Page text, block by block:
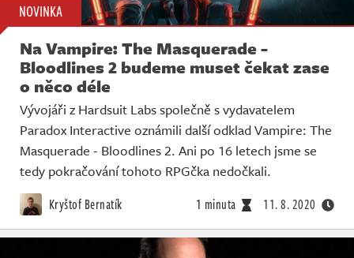
NOVINKA
Na Vampire: The Masquerade -
Bloodlines 2 budeme muset čekat zase
o něco déle
Vývojáři z Hardsuit Labs společně s vydavatelem
Paradox Interactive oznámili další odklad Vampire: The
Masquerade - Bloodlines 2. Ani po 16 letech jsme se
tedy pokračování tohoto RPGčka nedočkali.
Kryštof Bernatík 1 minuta 11. 8. 2020